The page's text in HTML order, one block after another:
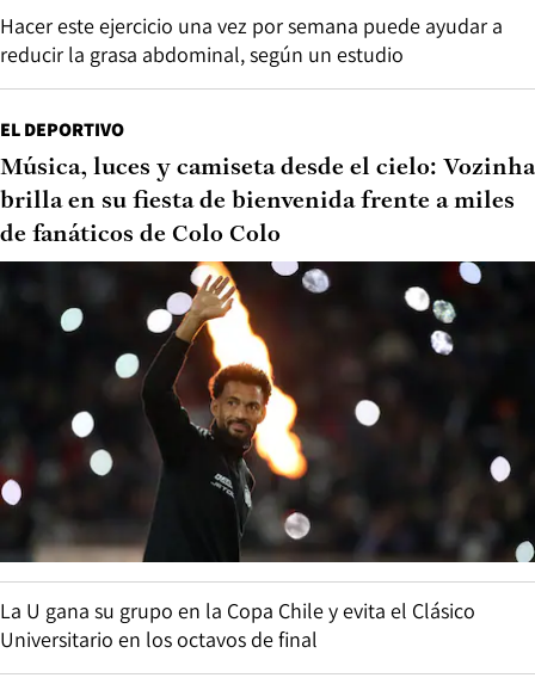
Hacer este ejercicio una vez por semana puede ayudar a
reducir la grasa abdominal, según un estudio
EL DEPORTIVO
Música, luces y camiseta desde el cielo: Vozinha
brilla en su fiesta de bienvenida frente a miles
de fanáticos de Colo Colo
La U gana su grupo en la Copa Chile y evita el Clásico
Universitario en los octavos de final